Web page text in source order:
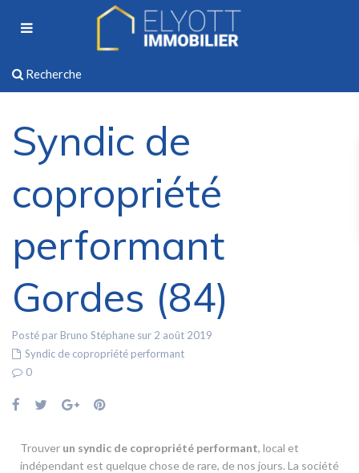
Recherche
Syndic de
copropriété
performant
Gordes (84)
Posté par Bruno Stéphane sur 2 août 2019
Syndic de copropriété performant
0
Trouver un syndic de copropriété performant, local et
indépendant est quelque chose de rare, de nos jours. La société